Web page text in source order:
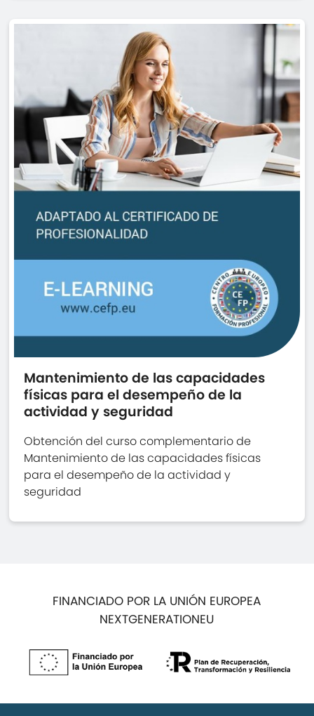
Mantenimiento de las capacidades
físicas para el desempeño de la
actividad y seguridad
Obtención del curso complementario de
Mantenimiento de las capacidades físicas
para el desempeño de la actividad y
seguridad
FINANCIADO POR LA UNIÓN EUROPEA
NEXTGENERATIONEU